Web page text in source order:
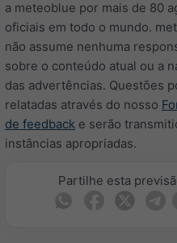
a meteoblue por mais de 80
oficiais em todo o mundo.
não assume nenhuma
sobre o conteúdo atual ou a
das advertências. Questões
relatadas através do nosso
de feedback e serão
instâncias apropriadas.
Partilhe esta